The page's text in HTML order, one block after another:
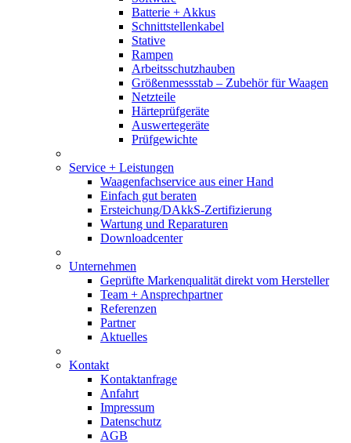
Batterie + Akkus
Schnittstellenkabel
Stative
Rampen
Arbeitsschutzhauben
Größenmessstab – Zubehör für Waagen
Netzteile
Härteprüfgeräte
Auswertegeräte
Prüfgewichte
Service + Leistungen
Waagenfachservice aus einer Hand
Einfach gut beraten
Ersteichung/DAkkS-Zertifizierung
Wartung und Reparaturen
Downloadcenter
Unternehmen
Geprüfte Markenqualität direkt vom Hersteller
Team + Ansprechpartner
Referenzen
Partner
Aktuelles
Kontakt
Kontaktanfrage
Anfahrt
Impressum
Datenschutz
AGB